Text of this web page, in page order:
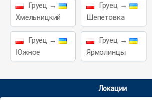
Груец →
Хмельницкий
Груец →
Шепетовка
Груец →
Южное
Груец →
Ярмолинцы
Локации